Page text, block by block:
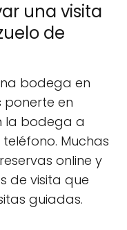
una visita
de
bodega en
ponerte en
la bodega a
Muchas
online y
de visita que
guiadas.